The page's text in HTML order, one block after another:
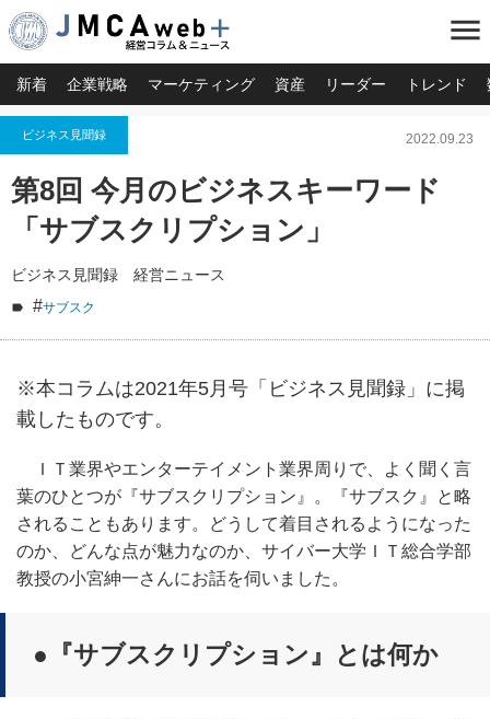
menu
新着 企業戦略 マーケティング 資産 リーダー トレンド
ビジネス見聞録 2022.09.23
第8回 今月のビジネスキーワード
「サブスクリプション」
ビジネス見聞録 経営ニュース
#サブスク
※本コラムは2021年5月号「ビジネス見聞録」に掲
載したものです。
ＩＴ業界やエンターテイメント業界周りで、よく聞く言
葉のひとつが『サブスクリプション』。『サブスク』と略
されることもあります。どうして着目されるようになった
のか、どんな点が魅力なのか、サイバー大学ＩＴ総合学部
教授の小宮紳一さんにお話を伺いました。
●『サブスクリプション』とは何か